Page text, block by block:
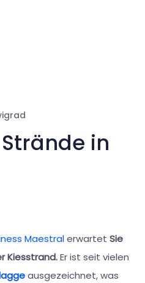
in
Maestralerwartet Sie
Kiesstrand.Er ist seit vielen
ausgezeichnet, was